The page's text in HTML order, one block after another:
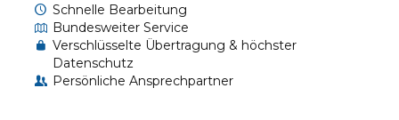
Schnelle Bearbeitung
Bundesweiter Service
Verschlüsselte Übertragung & höchster
Datenschutz
Persönliche Ansprechpartner